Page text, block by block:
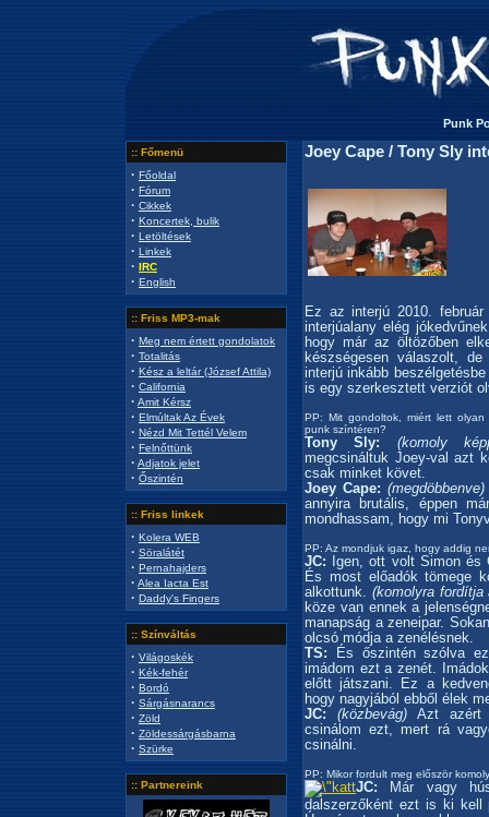
Punk
:: Főmenü
· Főoldal
· Fórum
· Cikkek
· Koncertek, bulik
· Letöltések
· Linkek
· IRC
· English
:: Friss MP3-mak
· Meg nem értett gondolatok
· Totalitás
· Kész a leltár (József Attila)
· California
· Amit Kérsz
· Elmúltak Az Évek
· Nézd Mit Tettél Velem
· Felnőttünk
· Adjatok jelet
· Őszintén
:: Friss linkek
· Kolera WEB
· Söralátét
· Pernahajders
· Alea Iacta Est
· Daddy's Fingers
:: Színváltás
· Világoskék
· Kék-fehér
· Bordó
· Sárgásnarancs
· Zöld
· Zöldessárgásbarna
· Szürke
:: Partnereink
Joey Cape / Tony Sly
Ez az interjú 2010.
interjúalany elég
hogy már az öltözőben
készségesen válaszolt,
interjú inkább
is egy szerkesztett verziót
PP: Mit gondoltok, miért lett
punk színtéren?
Tony Sly:
(komoly
megcsináltuk Joey-val azt
csak minket követ.
Joey Cape: (megdöbbenve)
annyira brutális, éppen
mondhassam, hogy mi
PP: Az mondjuk igaz, hogy addig
JC: Igen, ott volt Simon és
És most előadók tömege
alkottunk. (komolyra fordítja
köze van ennek a
manapság a zeneipar.
olcsó módja a zenélésnek.
TS: És őszintén szólva
imádom ezt a zenét.
előtt játszani. Ez a
hogy nagyjából ebből élek
JC:
(közbevág)Azt azért
csinálom ezt, mert rá
csinálni.
PP: Mikor fordult meg először
JC: Már vagy
dalszerzőként ezt is ki kell